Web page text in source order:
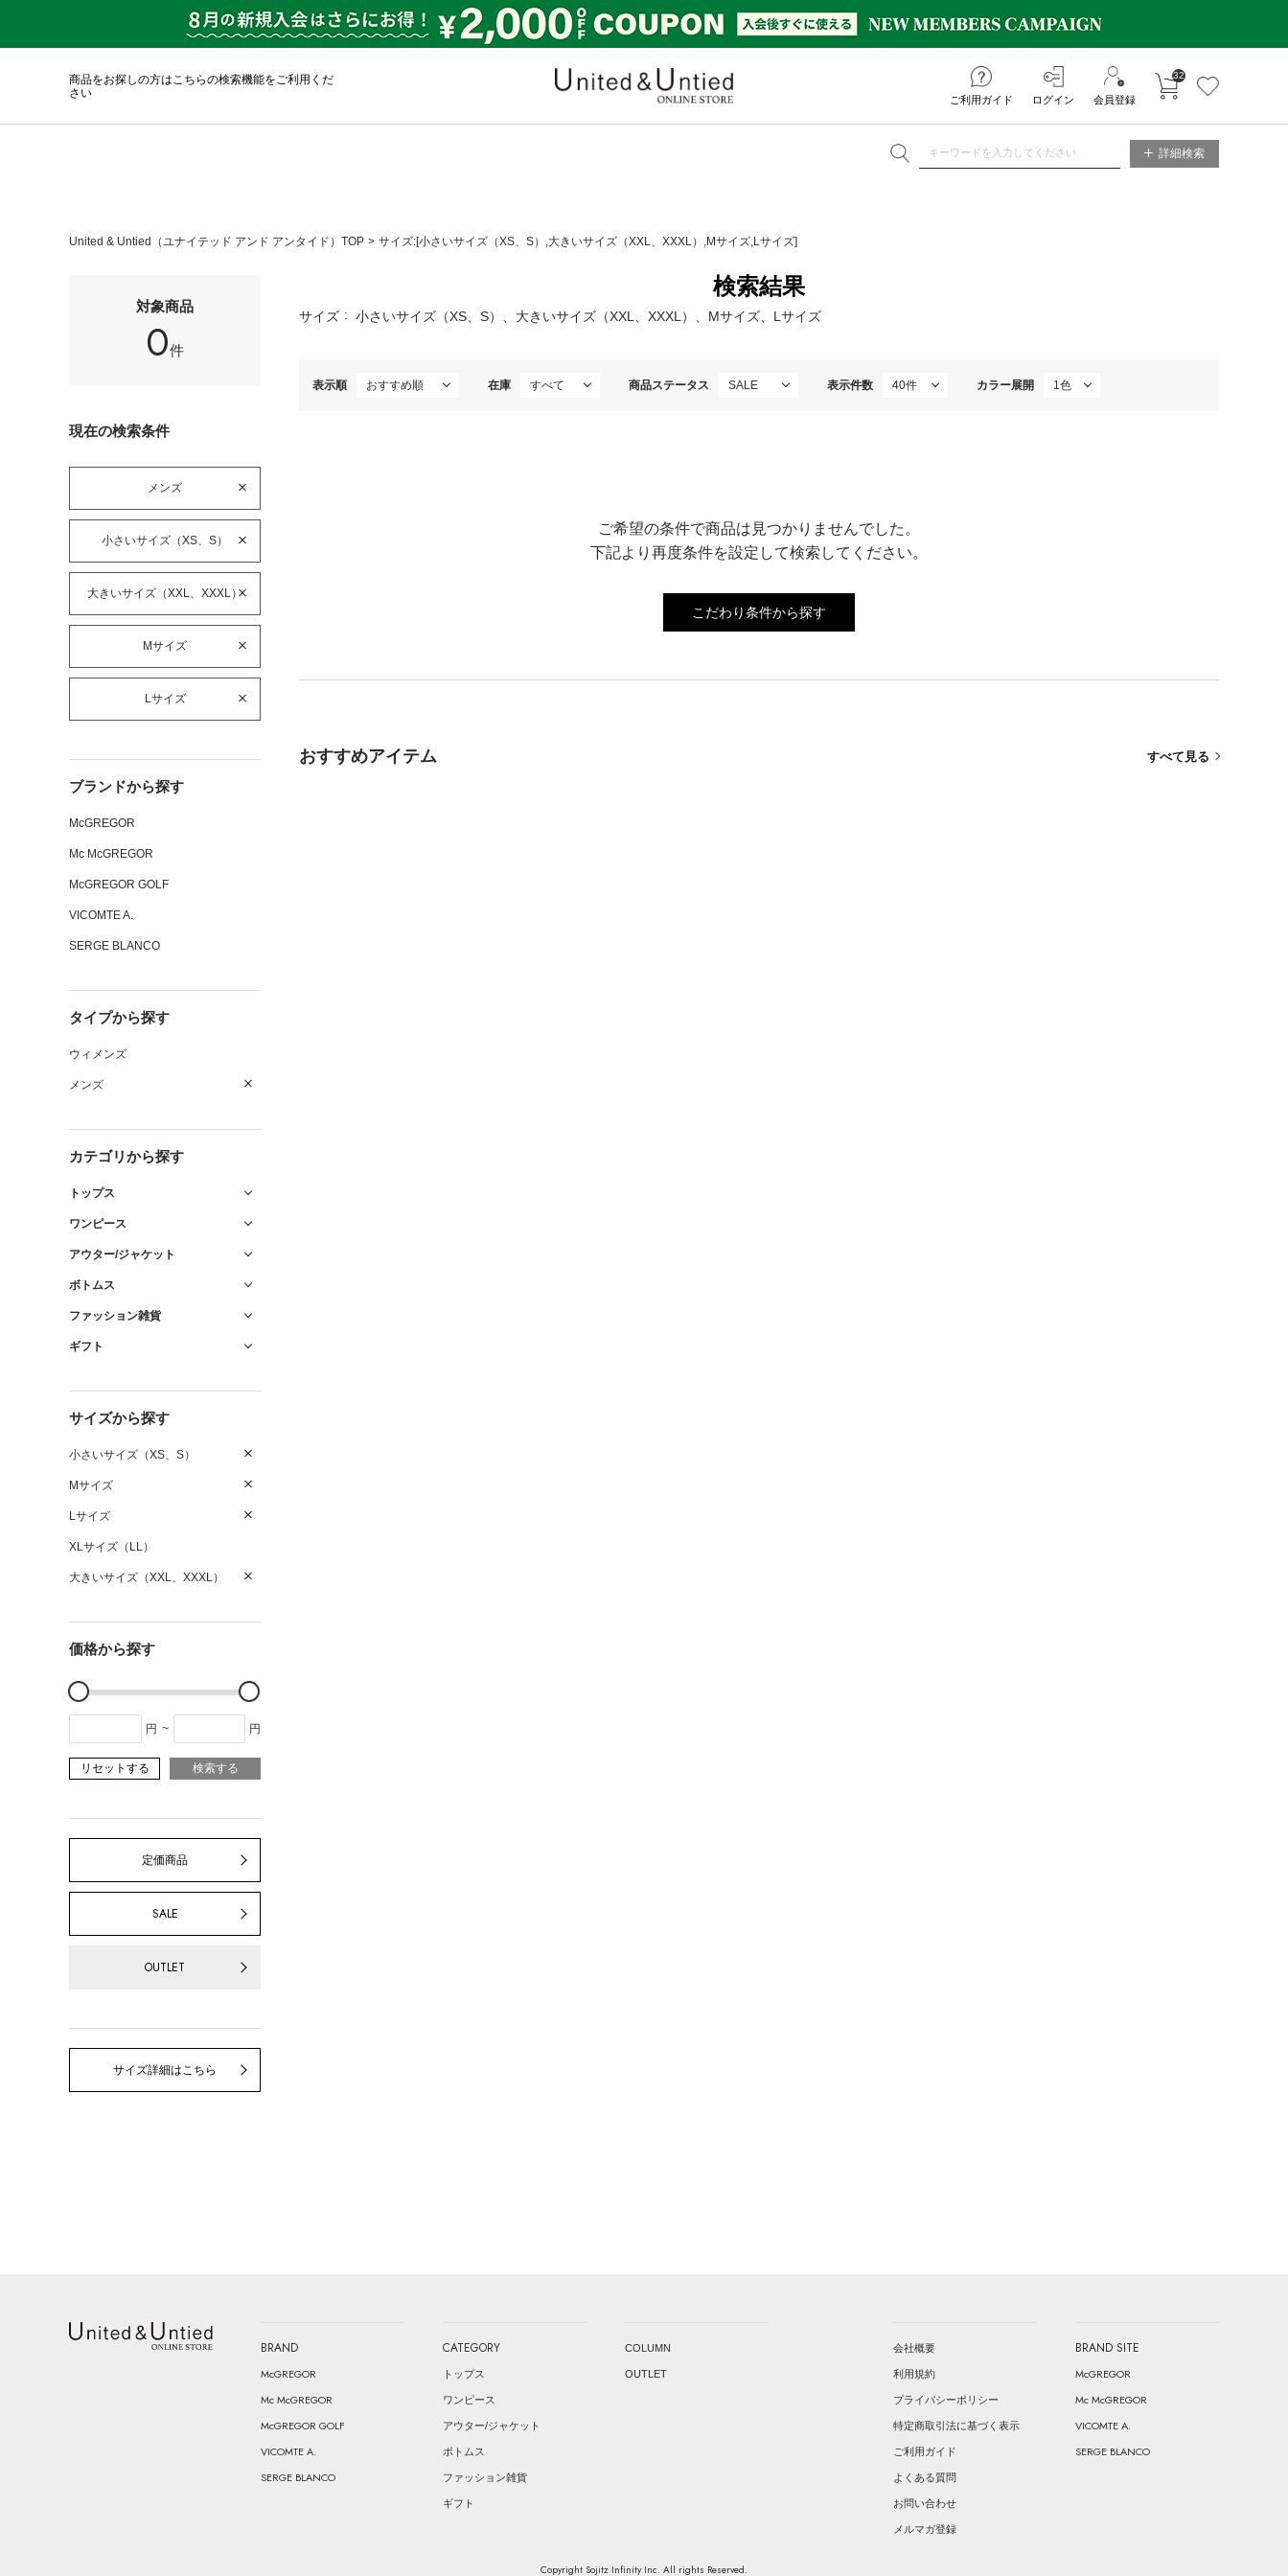
商品をお探しの方はこちらの検索機能をご利用くだ
さい
ご利用ガイド ログイン 会員登録
カートに入れる
32
詳細検索
United & Untied（ユナイテッド アンド アンタイド）TOP サイズ:[小さいサイズ（XS、S）,大きいサイズ（XXL、XXXL）,Mサイズ,Lサイズ]
対象商品
0件
現在の検索条件
メンズ
小さいサイズ（XS、S）
大きいサイズ（XXL、XXXL）
Mサイズ
Lサイズ
ブランドから探す
McGREGOR
Mc McGREGOR
McGREGOR GOLF
VICOMTE A.
SERGE BLANCO
タイプから探す
ウィメンズ
メンズ
カテゴリから探す
トップス
ワンピース
アウター/ジャケット
ボトムス
ファッション雑貨
ギフト
サイズから探す
小さいサイズ（XS、S）
Mサイズ
Lサイズ
XLサイズ（LL）
大きいサイズ（XXL、XXXL）
価格から探す
円 ~ 円
リセットする 検索する
定価商品
SALE
OUTLET
サイズ詳細はこちら
検索結果
サイズ 小さいサイズ（XS、S）、大きいサイズ（XXL、XXXL）、Mサイズ、Lサイズ
表示順 在庫 商品ステータス 表示件数 カラー展開
ご希望の条件で商品は見つかりませんでした。
下記より再度条件を設定して検索してください。
こだわり条件から探す
おすすめアイテム すべて見る
United & Untied ONLINE STORE
BRAND
McGREGOR
Mc McGREGOR
McGREGOR GOLF
VICOMTE A.
SERGE BLANCO
CATEGORY
トップス
ワンピース
アウター/ジャケット
ボトムス
ファッション雑貨
ギフト
COLUMN
OUTLET
会社概要
利用規約
プライバシーポリシー
特定商取引法に基づく表示
ご利用ガイド
よくある質問
お問い合わせ
メルマガ登録
BRAND SITE
McGREGOR
Mc McGREGOR
VICOMTE A.
SERGE BLANCO
Copyright Sojitz Infinity Inc. All rights Reserved.